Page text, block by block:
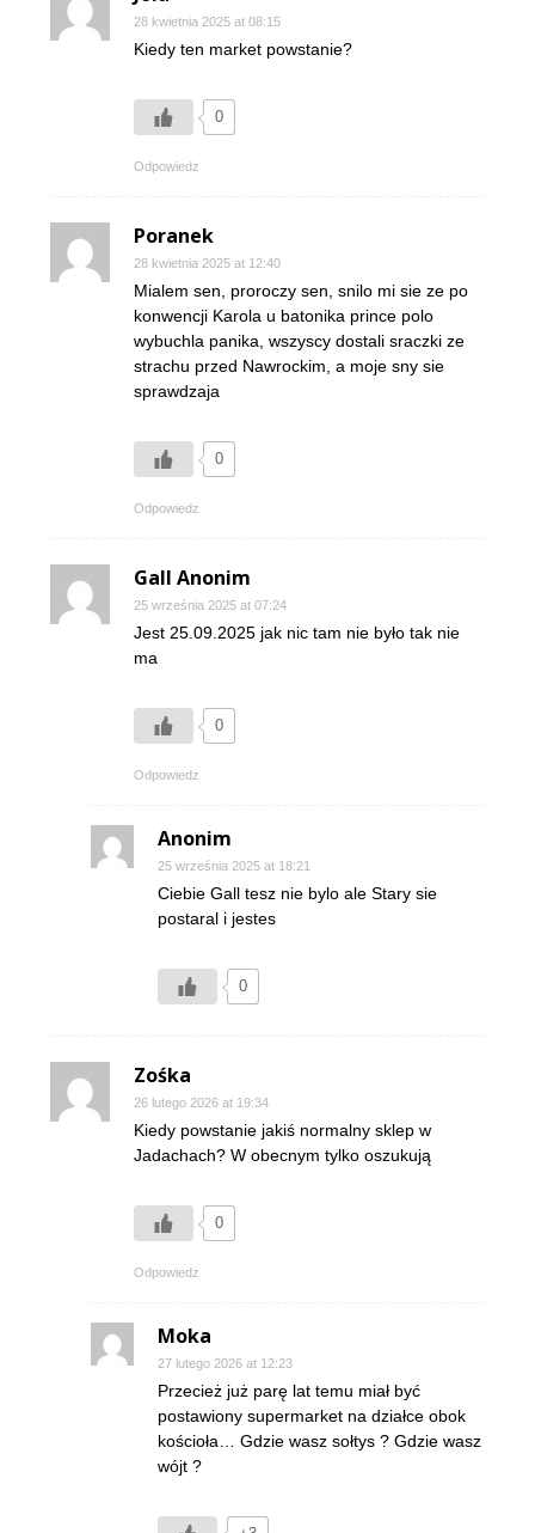
28 kwietnia 2025 at 08:15
Kiedy ten market powstanie?
0
Odpowiedz
Poranek
28 kwietnia 2025 at 12:40
Mialem sen, proroczy sen, snilo mi sie ze po
konwencji Karola u batonika prince polo
wybuchla panika, wszyscy dostali sraczki ze
strachu przed Nawrockim, a moje sny sie
sprawdzaja
0
Odpowiedz
Gall Anonim
25 września 2025 at 07:24
Jest 25.09.2025 jak nic tam nie było tak nie
ma
0
Odpowiedz
Anonim
25 września 2025 at 18:21
Ciebie Gall tesz nie bylo ale Stary sie
postaral i jestes
0
Zośka
26 lutego 2026 at 19:34
Kiedy powstanie jakiś normalny sklep w
Jadachach? W obecnym tylko oszukują
0
Odpowiedz
Moka
27 lutego 2026 at 12:23
Przecież już parę lat temu miał być
postawiony supermarket na działce obok
kościoła… Gdzie wasz sołtys ? Gdzie wasz
wójt ?